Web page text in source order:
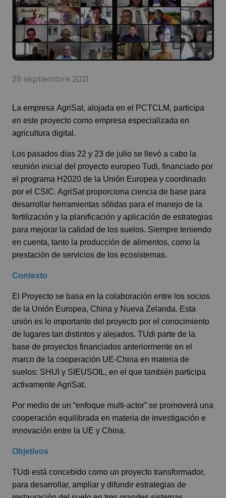
29 septiembre 2021
La empresa AgriSat, alojada en el PCTCLM, participa
en este proyecto como empresa especializada en
agricultura digital.
Los pasados días 22 y 23 de julio se llevó a cabo la
reunión inicial del proyecto europeo Tudi, financiado por
el programa H2020 de la Unión Europea y coordinado
por el CSIC. AgriSat proporciona ciencia de base para
desarrollar herramientas sólidas para el manejo de la
fertilización y la planificación y aplicación de estrategias
para mejorar la calidad de los suelos. Siempre teniendo
en cuenta, tanto la producción de alimentos, como la
prestación de servicios de los ecosistemas.
Contexto
El Proyecto se basa en la colaboración entre los socios
de la Unión Europea, China y Nueva Zelanda. Esta
unión es lo importante del proyecto por el conocimiento
de lugares tan distintos y alejados. TUdi parte de la
base de proyectos financiados anteriormente en el
marco de la cooperación UE-China en materia de
suelos: SHUI y SIEUSOIL, en el que también participa
activamente AgriSat.
Por medio de un “enfoque multi-actor” se promoverá una
cooperación equilibrada en materia de investigación e
innovación entre la UE y China.
Objetivos
TUdi está concebido como un proyecto transformador,
para desarrollar, ampliar y difundir estrategias de